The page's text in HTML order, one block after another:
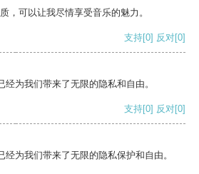
，可以让我尽情享受音乐的魅力。
支持[0] 反对[0]
为我们带来了无限的隐私和自由。
支持[0] 反对[0]
为我们带来了无限的隐私保护和自由。